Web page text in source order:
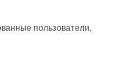
пользователи.